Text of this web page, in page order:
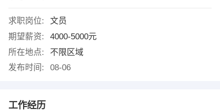
求职岗位:
文员
期望薪资:
4000-5000元
所在地点:
不限区域
发布时间:
08-06
工作经历